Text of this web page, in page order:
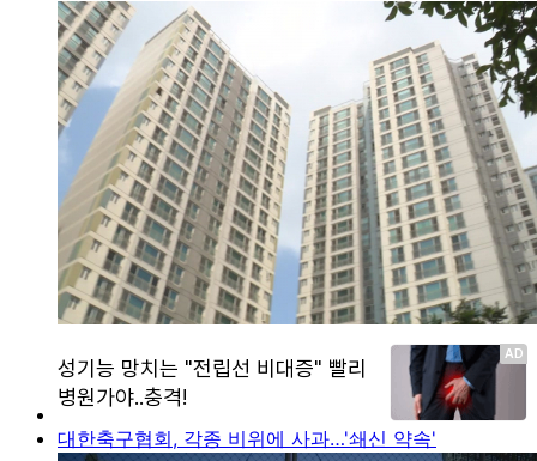
대한축구협회, 각종 비위에 사과…'쇄신 약속'